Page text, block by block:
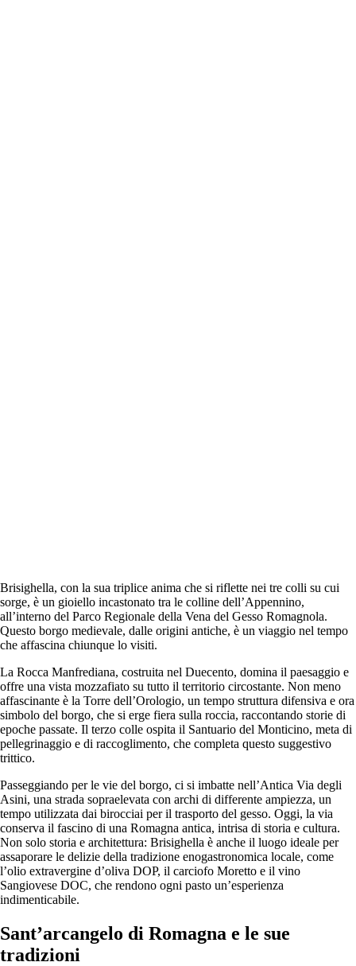
Brisighella, con la sua triplice anima che si riflette nei tre colli su cui
sorge, è un gioiello incastonato tra le colline dell’Appennino,
all’interno del Parco Regionale della Vena del Gesso Romagnola.
Questo borgo medievale, dalle origini antiche, è un viaggio nel tempo
che affascina chiunque lo visiti.
La Rocca Manfrediana, costruita nel Duecento, domina il paesaggio e
offre una vista mozzafiato su tutto il territorio circostante. Non meno
affascinante è la Torre dell’Orologio, un tempo struttura difensiva e ora
simbolo del borgo, che si erge fiera sulla roccia, raccontando storie di
epoche passate. Il terzo colle ospita il Santuario del Monticino, meta di
pellegrinaggio e di raccoglimento, che completa questo suggestivo
trittico.
Passeggiando per le vie del borgo, ci si imbatte nell’Antica Via degli
Asini, una strada sopraelevata con archi di differente ampiezza, un
tempo utilizzata dai birocciai per il trasporto del gesso. Oggi, la via
conserva il fascino di una Romagna antica, intrisa di storia e cultura.
Non solo storia e architettura: Brisighella è anche il luogo ideale per
assaporare le delizie della tradizione enogastronomica locale, come
l’olio extravergine d’oliva DOP, il carciofo Moretto e il vino
Sangiovese DOC, che rendono ogni pasto un’esperienza
indimenticabile.
Sant’arcangelo di Romagna e le sue
tradizioni